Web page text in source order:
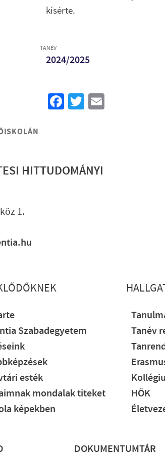
kísérte.
TANÉV
2024/2025
Facebook
Twitter
HITTUDOMÁNYI
1.
Szabadegyetem
esték
mondalak titeket
képekben
Tanév
HÖK
DOKUMENTUMTÁR